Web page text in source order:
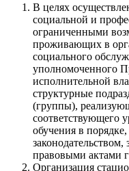
В целях
социальной и
ограниченными
проживающих в
социального
уполномоченного
исполнительной
структурные
(группы),
соответствующего
обучения в
правовыми актами
Организация